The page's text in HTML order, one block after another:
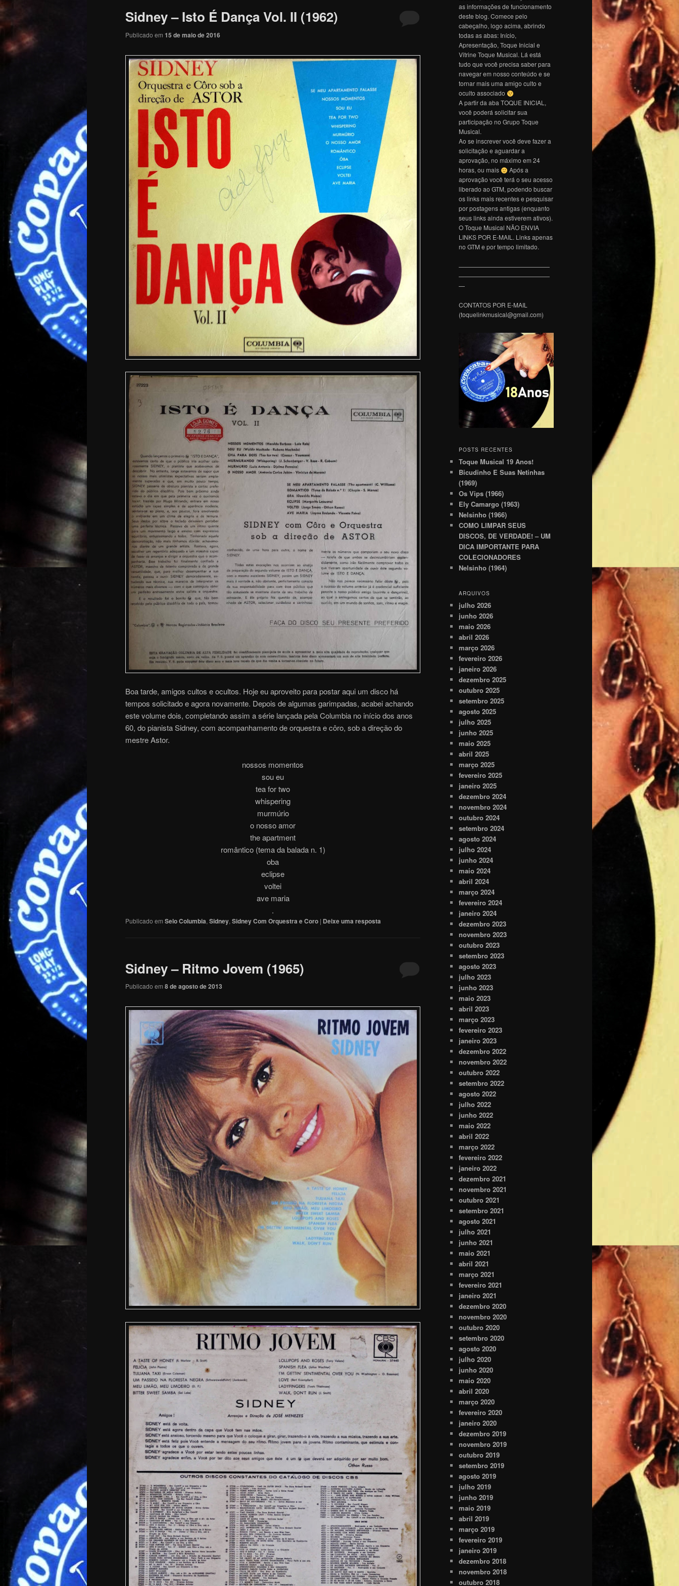
Sidney – Isto É Dança Vol. II (1962)
Publicado em 15 de maio de 2016
Boa tarde, amigos cultos e ocultos. Hoje eu aproveito para postar aqui um disco há
tempos solicitado e agora novamente. Depois de algumas garimpadas, acabei achando
este volume dois, completando assim a série lançada pela Columbia no início dos anos
60, do pianista Sidney, com acompanhamento de orquestra e côro, sob a direção do
mestre Astor.
nossos momentos
sou eu
tea for two
whispering
murmúrio
o nosso amor
the apartment
romântico (tema da balada n. 1)
oba
eclipse
voltei
ave maria
.
Publicado em Selo Columbia, Sidney, Sidney Com Orquestra e Coro | Deixe uma resposta
Sidney – Ritmo Jovem (1965)
Publicado em 8 de agosto de 2013
as informações de funcionamento
deste blog. Comece pelo
cabeçalho, logo acima, abrindo
todas as abas: Início,
Apresentação, Toque Inicial e
Vitrine Toque Musical. Lá está
tudo que você precisa saber para
navegar em nosso conteúdo e se
tornar mais uma amigo culto e
oculto associado
A partir da aba TOQUE INICIAL,
você poderá solicitar sua
participação no Grupo Toque
Musical.
Ao se inscrever você deve fazer a
solicitação e aguardar a
aprovação, no máximo em 24
horas, ou mais
Após a
aprovação você terá o seu acesso
liberado ao GTM, podendo buscar
os links mais recentes e pesquisar
por postagens antigas (enquanto
seus links ainda estiverem ativos).
O Toque Musical NÃO ENVIA
LINKS POR E-MAIL. Links apenas
no GTM e por tempo limitado.
———————————————
———————————————
—
CONTATOS POR E-MAIL
(toquelinkmusical@gmail.com)
POSTS RECENTES
Toque Musical 19 Anos!
Bicudinho E Suas Netinhas
(1969)
Os Vips (1966)
Ely Camargo (1963)
Nelsinho (1966)
COMO LIMPAR SEUS
DISCOS, DE VERDADE! – UM
DICA IMPORTANTE PARA
COLECIONADORES
Nelsinho (1964)
ARQUIVOS
julho 2026
junho 2026
maio 2026
abril 2026
março 2026
fevereiro 2026
janeiro 2026
dezembro 2025
outubro 2025
setembro 2025
agosto 2025
julho 2025
junho 2025
maio 2025
abril 2025
março 2025
fevereiro 2025
janeiro 2025
dezembro 2024
novembro 2024
outubro 2024
setembro 2024
agosto 2024
julho 2024
junho 2024
maio 2024
abril 2024
março 2024
fevereiro 2024
janeiro 2024
dezembro 2023
novembro 2023
outubro 2023
setembro 2023
agosto 2023
julho 2023
junho 2023
maio 2023
abril 2023
março 2023
fevereiro 2023
janeiro 2023
dezembro 2022
novembro 2022
outubro 2022
setembro 2022
agosto 2022
julho 2022
junho 2022
maio 2022
abril 2022
março 2022
fevereiro 2022
janeiro 2022
dezembro 2021
novembro 2021
outubro 2021
setembro 2021
agosto 2021
julho 2021
junho 2021
maio 2021
abril 2021
março 2021
fevereiro 2021
janeiro 2021
dezembro 2020
novembro 2020
outubro 2020
setembro 2020
agosto 2020
julho 2020
junho 2020
maio 2020
abril 2020
março 2020
fevereiro 2020
janeiro 2020
dezembro 2019
novembro 2019
outubro 2019
setembro 2019
agosto 2019
julho 2019
junho 2019
maio 2019
abril 2019
março 2019
fevereiro 2019
janeiro 2019
dezembro 2018
novembro 2018
outubro 2018